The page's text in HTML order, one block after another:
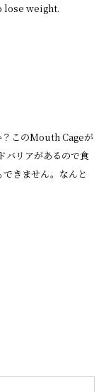
lose weight.
？このMouth Cageが
バリアがあるので食
きません。なんと